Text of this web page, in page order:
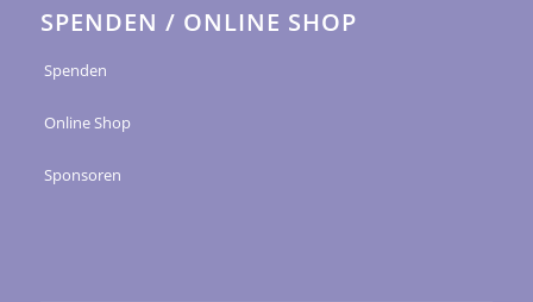
SPENDEN / ONLINE SHOP
Spenden
Online Shop
Sponsoren